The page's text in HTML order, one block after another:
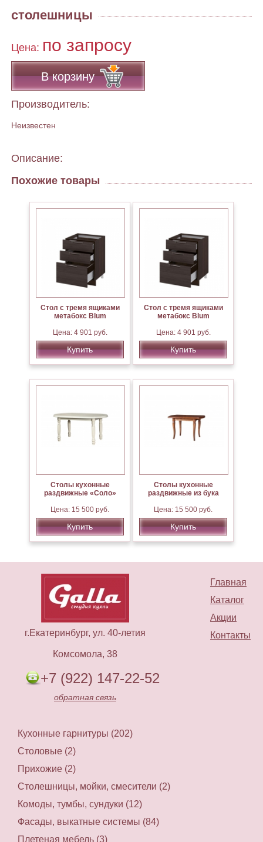
столешницы
Цена: по запросу
В корзину
Производитель:
Неизвестен
Описание:
Похожие товары
Стол с тремя ящиками
метабокс Blum
Цена: 4 901 руб.
Купить
Стол с тремя ящиками
метабокс Blum
Цена: 4 901 руб.
Купить
Столы кухонные
раздвижные «Соло»
Цена: 15 500 руб.
Купить
Столы кухонные
раздвижные из бука
Цена: 15 500 руб.
Купить
Главная
Каталог
Акции
Контакты
г.Екатеринбург, ул. 40-летия
Комсомола, 38
+7 (922) 147-22-52
обратная связь
Кухонные гарнитуры (202)
Столовые (2)
Прихожие (2)
Столешницы, мойки, смесители (2)
Комоды, тумбы, сундуки (12)
Фасады, выкатные системы (84)
Плетеная мебель (3)